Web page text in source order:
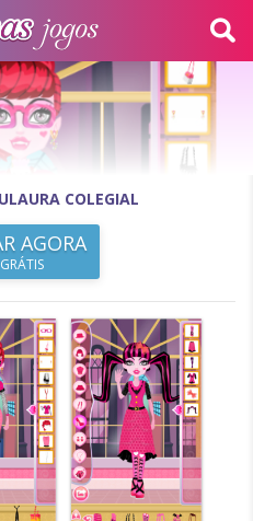
COLEGIAL
AGORA
GRÁTIS